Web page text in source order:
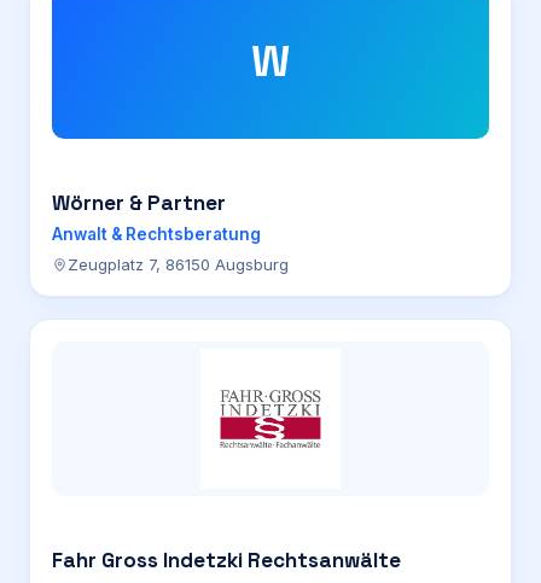
W
Wörner & Partner
Anwalt & Rechtsberatung
Zeugplatz 7, 86150 Augsburg
Fahr Gross Indetzki Rechtsanwälte